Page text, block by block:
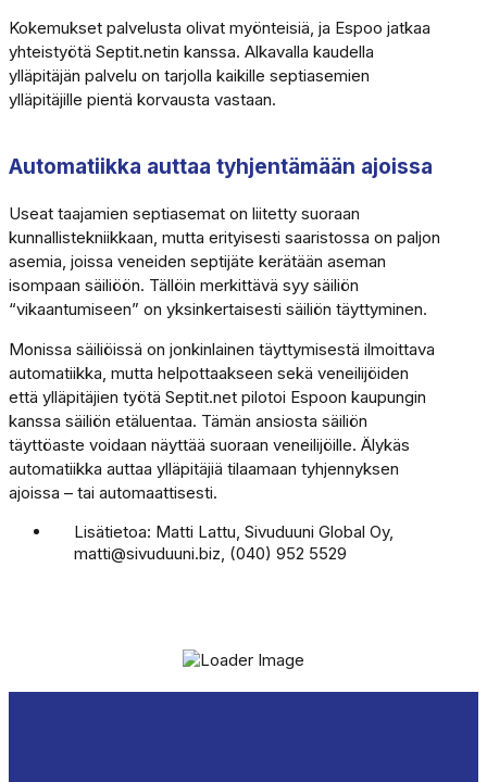
Kokemukset palvelusta olivat myönteisiä, ja Espoo jatkaa
yhteistyötä Septit.netin kanssa. Alkavalla kaudella
ylläpitäjän palvelu on tarjolla kaikille septiasemien
ylläpitäjille pientä korvausta vastaan.
Automatiikka auttaa tyhjentämään ajoissa
Useat taajamien septiasemat on liitetty suoraan
kunnallistekniikkaan, mutta erityisesti saaristossa on paljon
asemia, joissa veneiden septijäte kerätään aseman
isompaan säiliöön. Tällöin merkittävä syy säiliön
“vikaantumiseen” on yksinkertaisesti säiliön täyttyminen.
Monissa säiliöissä on jonkinlainen täyttymisestä ilmoittava
automatiikka, mutta helpottaakseen sekä veneilijöiden
että ylläpitäjien työtä Septit.net pilotoi Espoon kaupungin
kanssa säiliön etäluentaa. Tämän ansiosta säiliön
täyttöaste voidaan näyttää suoraan veneilijöille. Älykäs
automatiikka auttaa ylläpitäjiä tilaamaan tyhjennyksen
ajoissa – tai automaattisesti.
Lisätietoa: Matti Lattu, Sivuduuni Global Oy,
matti@sivuduuni.biz, (040) 952 5529